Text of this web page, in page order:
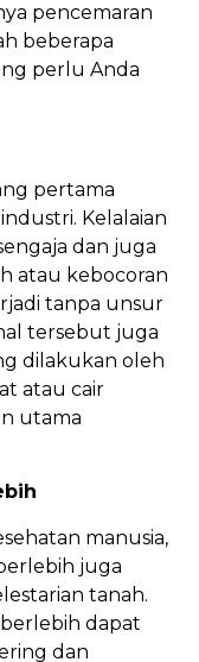
pencemaran
beberapa
perlu Anda
pertama
Kelalaian
dan juga
atau kebocoran
tanpa unsur
tersebut juga
dilakukan oleh
atau cair
utama
manusia,
juga
tanah.
dapat
dan